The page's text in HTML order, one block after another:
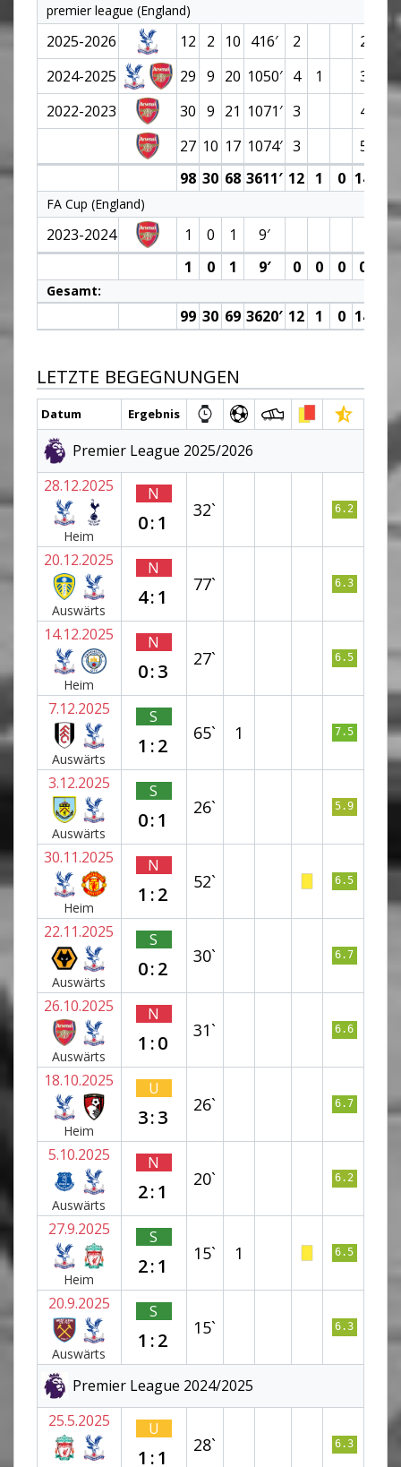
premier league (England)
2025-2026 12 2 10 416′ 2
2 (0)
2024-2025
29 9 20 1050′ 4 1
3 (0)
2022-2023
30 9 21 1071′ 3
4 (0)
27 10 17 1074′ 3
5 (0)
98 30 68 3611′ 12 1 0 14 (0)
FA Cup (England)
2023-2024 1 0 1
9′
1
0 1 9′ 0 0 0 0 (0)
Gesamt:
99 30 69 3620′ 12 1 0 14 (0)
LETZTE BEGEGNUNGEN
Datum Ergebnis
Premier League 2025/2026
28.12.2025
Heim
N
0:1
32` 6.2
20.12.2025
Auswärts
N
4:1
77` 6.3
14.12.2025
Heim
N
0:3
27` 6.5
7.12.2025
Auswärts
S
1:2
65` 1 7.5
3.12.2025
Auswärts
S
0:1
26` 5.9
30.11.2025
Heim
N
1:2
52` 6.5
22.11.2025
Auswärts
S
0:2
30` 6.7
26.10.2025
Auswärts
N
1:0
31` 6.6
18.10.2025
Heim
U
3:3
26` 6.7
5.10.2025
Auswärts
N
2:1
20` 6.2
27.9.2025
Heim
S
2:1
15` 1 6.5
20.9.2025
Auswärts
S
1:2
15` 6.3
Premier League 2024/2025
25.5.2025
U
1:1
28` 6.3